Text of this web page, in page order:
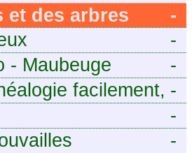
-
et des arbres
-
-
- Maubeuge
-
facilement,
Généalordi
-
-